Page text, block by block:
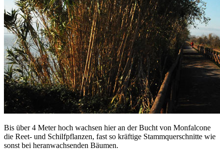
Bis über 4 Meter hoch wachsen hier an der Bucht von Monfalcone
die Reet- und Schilfpflanzen, fast so kräftige Stammquerschnitte wie
sonst bei heranwachsenden Bäumen.